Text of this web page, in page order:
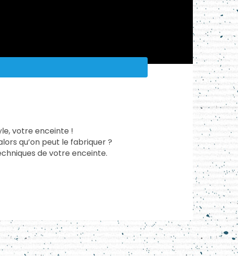
votre enceinte !
qu’on peut le fabriquer ?
de votre enceinte.